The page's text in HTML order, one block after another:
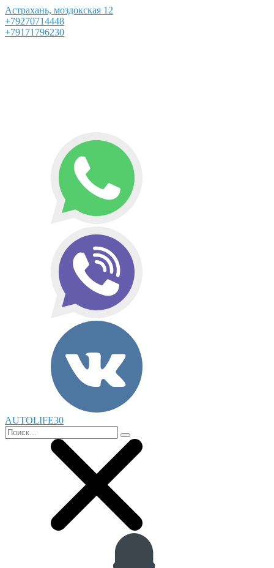
Астрахань, моздокская 12
+79270714448
+79171796230
AUTOLIFE30